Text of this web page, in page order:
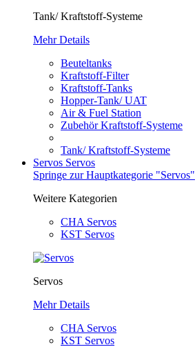
Tank/ Kraftstoff-Systeme
Mehr Details
Beuteltanks
Kraftstoff-Filter
Kraftstoff-Tanks
Hopper-Tank/ UAT
Air & Fuel Station
Zubehör Kraftstoff-Systeme
Tank/ Kraftstoff-Systeme
Servos Servos
Springe zur Hauptkategorie "Servos"
Weitere Kategorien
CHA Servos
KST Servos
Servos
Mehr Details
CHA Servos
KST Servos